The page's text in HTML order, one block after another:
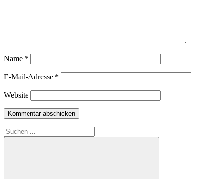
Name *
E-Mail-Adresse *
Website
Suchen
nach: